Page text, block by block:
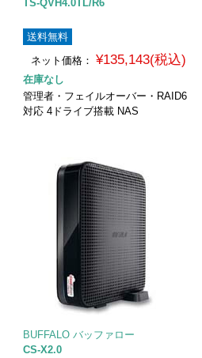
TS-QVH4.0TL/R6
送料無料
ネット価格： ¥135,143(税込)
在庫なし
管理者・フェイルオーバー・RAID6
対応 4ドライブ搭載 NAS
BUFFALO バッファロー
CS-X2.0